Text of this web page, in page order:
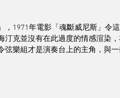
1971年電影「魂斷威尼斯」令
克並沒有在此過度的情感渲染
弦樂組才是演奏台上的主角，與